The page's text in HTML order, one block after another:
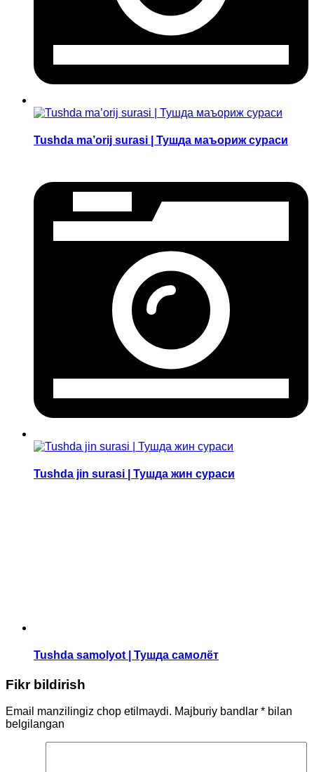
Tushda ma’orij surasi | Тушда маъориж сураси
Tushda jin surasi | Тушда жин сураси
Tushda samolyot | Тушда самолёт
Fikr bildirish
Email manzilingiz chop etilmaydi. Majburiy bandlar * bilan
belgilangan